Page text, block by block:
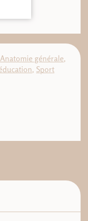
Anatomie générale,
, Sport